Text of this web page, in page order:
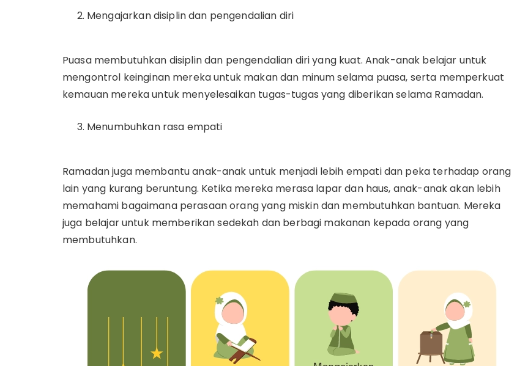
Mengajarkan disiplin dan pengendalian diri
Puasa membutuhkan disiplin dan pengendalian diri yang kuat. Anak-anak belajar untuk
mengontrol keinginan mereka untuk makan dan minum selama puasa, serta memperkuat
kemauan mereka untuk menyelesaikan tugas-tugas yang diberikan selama Ramadan.
Menumbuhkan rasa empati
Ramadan juga membantu anak-anak untuk menjadi lebih empati dan peka terhadap orang
lain yang kurang beruntung. Ketika mereka merasa lapar dan haus, anak-anak akan lebih
memahami bagaimana perasaan orang yang miskin dan membutuhkan bantuan. Mereka
juga belajar untuk memberikan sedekah dan berbagi makanan kepada orang yang
membutuhkan.